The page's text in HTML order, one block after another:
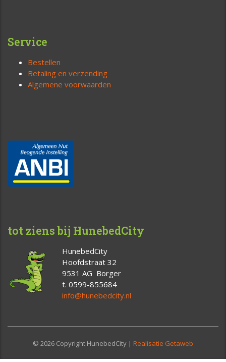
Service
Bestellen
Betaling en verzending
Algemene voorwaarden
tot ziens bij HunebedCity
HunebedCity
Hoofdstraat 32
9531 AG Borger
t. 0599-855684
info@hunebedcity.nl
© 2026 Copyright HunebedCity | Realisatie Getaweb